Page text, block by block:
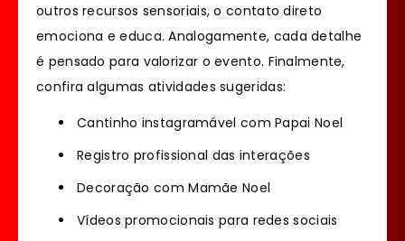
outros recursos sensoriais, o contato direto
emociona e educa. Analogamente, cada detalhe
é pensado para valorizar o evento. Finalmente,
confira algumas atividades sugeridas:
Cantinho instagramável com Papai Noel
Registro profissional das interações
Decoração com Mamãe Noel
Vídeos promocionais para redes sociais